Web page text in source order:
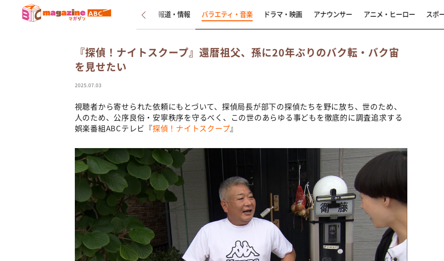
新着 インタビュー 報道・情報 バラエティ・音楽 ドラマ・映画 アナウンサー アニメ・ヒーロー スポ
『探偵！ナイトスクープ』還暦祖父、孫に20年ぶりのバク転・バク宙
を見せたい
2025.07.03
視聴者から寄せられた依頼にもとづいて、探偵局長が部下の探偵たちを野に放ち、世のため、
人のため、公序良俗・安寧秩序を守るべく、この世のあらゆる事どもを徹底的に調査追求する
娯楽番組ABCテレビ『探偵！ナイトスクープ』